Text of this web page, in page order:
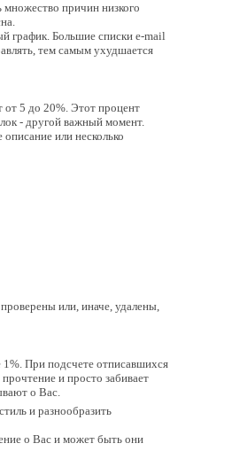
причин низкого
график. Большие списки e-mail
тем самым ухудшается
от 5 до 20%. Этот процент
- другой важный момент.
или несколько
или, иначе, удалены,
1%. При подсчете отписавшихся
и просто забивает
о Вас.
и разнообразить
о Вас и может быть они